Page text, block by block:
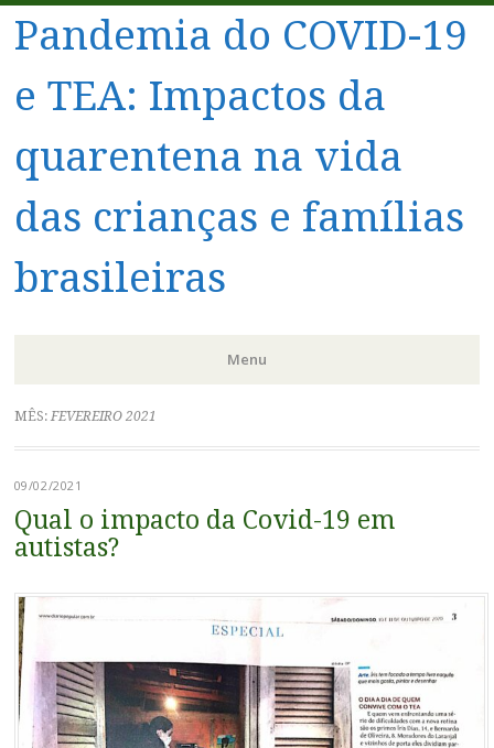
Pandemia do COVID-19
e TEA: Impactos da
quarentena na vida
das crianças e famílias
brasileiras
Menu
Pular
para
conteúdo
MÊS: FEVEREIRO 2021
09/02/2021
Qual o impacto da Covid-19 em
autistas?